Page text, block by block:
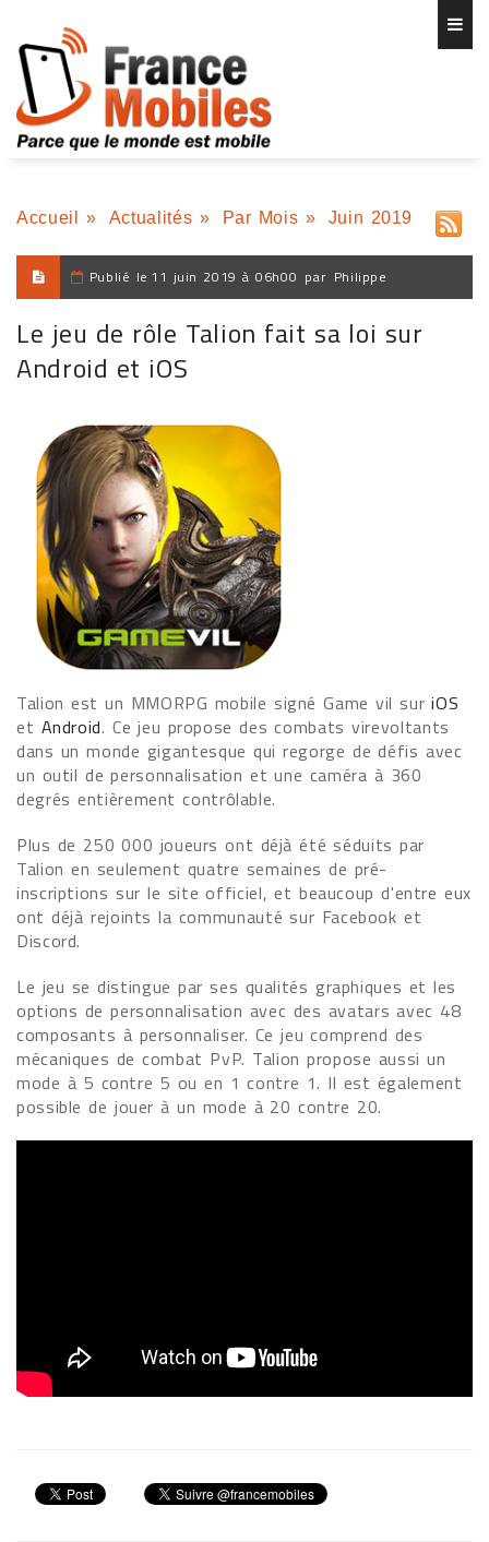
Accueil » Actualités » Par Mois » Juin 2019
Publié le 11 juin 2019 à 06h00 par Philippe
Le jeu de rôle Talion fait sa loi sur
Android et iOS
Talion est un MMORPG mobile signé Game vil suriOS
et Android. Ce jeu propose des combats virevoltants
dans un monde gigantesque qui regorge de défis avec
un outil de personnalisation et une caméra à 360
degrés entièrement contrôlable.
Plus de 250 000 joueurs ont déjà été séduits par
Talion en seulement quatre semaines de pré-
inscriptions sur le site officiel, et beaucoup d'entre eux
ont déjà rejoints la communauté sur Facebook et
Discord.
Le jeu se distingue par ses qualités graphiques et les
options de personnalisation avec des avatars avec 48
composants à personnaliser. Ce jeu comprend des
mécaniques de combat PvP. Talion propose aussi un
mode à 5 contre 5 ou en 1 contre 1. Il est également
possible de jouer à un mode à 20 contre 20.